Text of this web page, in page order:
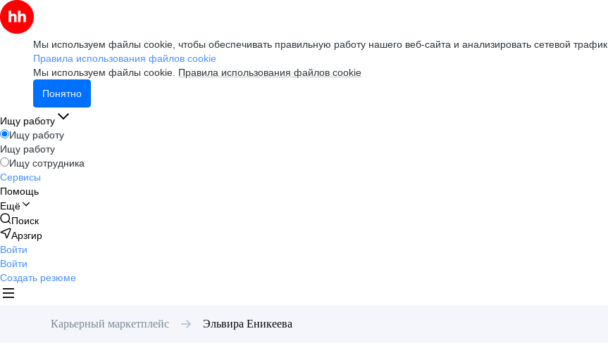
Мы используем файлы cookie, чтобы обеспечивать правильную работу нашего веб-сайта и анализировать сетевой трафик.
Правила использования файлов cookie
Мы используем файлы cookie. Правила использования файлов cookie
Понятно
Ищу работу
Ищу работу
Ищу работу
Ищу сотрудника
Сервисы
Помощь
Ещё
Поиск
Арзгир
Войти
Войти
Создать резюме
Карьерный маркетплейс Эльвира Еникеева